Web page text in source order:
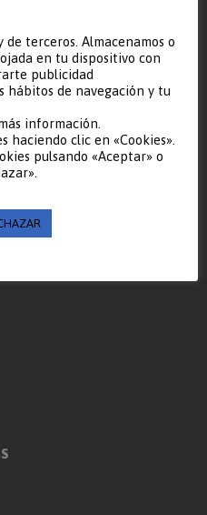
terceros. Almacenamos o
en tu dispositivo con
publicidad
hábitos de navegación y tu
información.
haciendo clic en «Cookies».
pulsando «Aceptar» o